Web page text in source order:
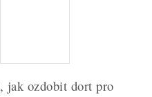
Obchodní podmínky
objednávka
jak ozdobit dort pro